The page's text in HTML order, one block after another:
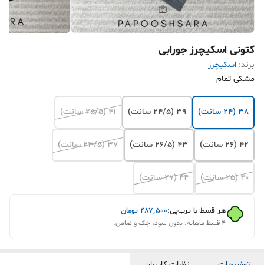
کتونی اسکیچرز جورابی
برند: اسکیچرز
مشکی تمام
38 (24 سانت) 39 (24/5 سانت) 41 (25/5 سانت)
42 (26 سانت) 43 (26/5 سانت) ۳۷ (23/5 سانت)
۴۰ (25 سانت) ۴۴ (27 سانت)
هر قسط با ترب‌پی:۴۸۷٬۵۰۰ تومان
۴ قسط ماهانه. بدون سود، چک و ضامن.